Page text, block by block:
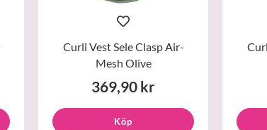
Curli Vest Sele Clasp Air-
Mesh Olive
369,90 kr
Köp